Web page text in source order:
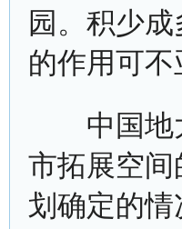
园。积少
的作用可
中国地大
市拓展空
划确定的